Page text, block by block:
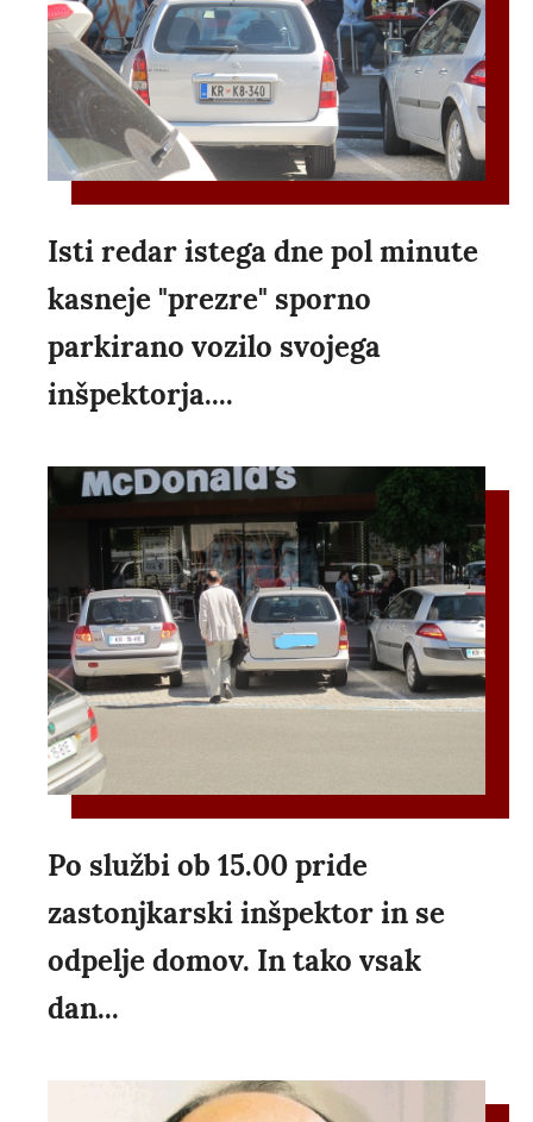
Isti redar istega dne pol minute
kasneje "prezre" sporno
parkirano vozilo svojega
inšpektorja....
Po službi ob 15.00 pride
zastonjkarski inšpektor in se
odpelje domov. In tako vsak
dan...